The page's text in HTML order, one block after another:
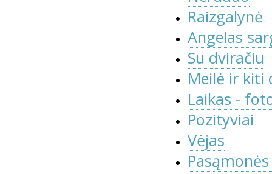
Raizgalynė
Angelas
Su dviračiu
Meilė ir kiti
Laikas -
Pozityviai
Vėjas